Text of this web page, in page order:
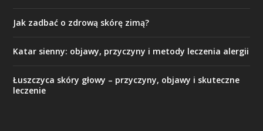
Jak zadbać o zdrową skórę zimą?
Katar sienny: objawy, przyczyny i metody leczenia alergii
Łuszczyca skóry głowy – przyczyny, objawy i skuteczne
leczenie